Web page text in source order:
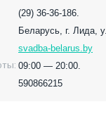
(29) 36-36-186.
Беларусь, г. Лида,
svadba-belarus.by
09:00 — 20:00.
590866215